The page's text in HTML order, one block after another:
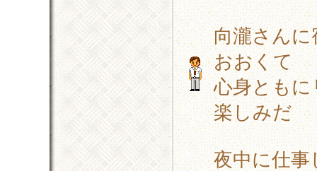
向瀧さん
おおくて
心身とも
楽しみだ
夜中に仕